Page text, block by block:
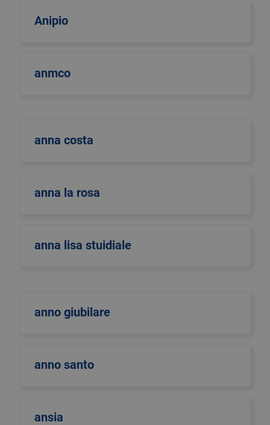
Anipio
anmco
anna costa
anna la rosa
anna lisa stuidiale
anno giubilare
anno santo
ansia